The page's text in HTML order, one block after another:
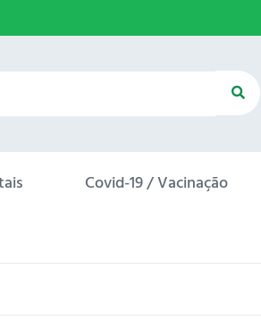
Covid-19 / Vacinação